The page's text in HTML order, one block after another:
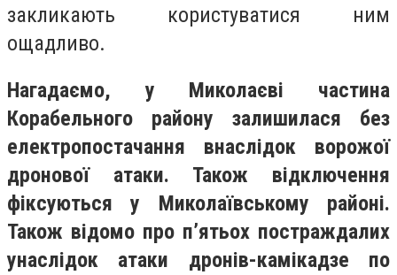
закликають користуватися ним
ощадливо.
Нагадаємо, у Миколаєві частина
Корабельного району залишилася без
електропостачання внаслідок ворожої
дронової атаки. Також відключення
фіксуються у Миколаївському районі.
Також відомо про п’ятьох постраждалих
унаслідок атаки дронів-камікадзе по